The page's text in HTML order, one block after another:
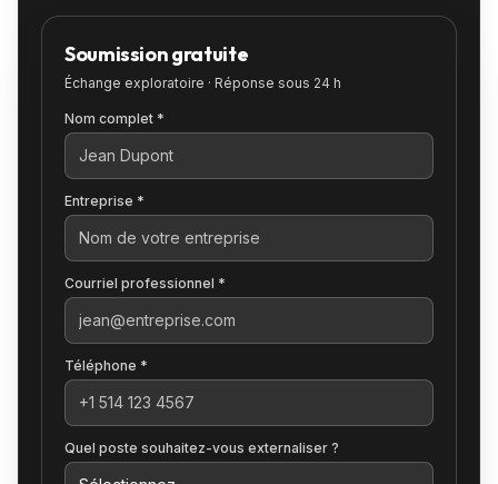
Soumission gratuite
Échange exploratoire · Réponse sous 24 h
Nom complet *
Entreprise *
Courriel professionnel *
Téléphone *
Quel poste souhaitez-vous externaliser ?